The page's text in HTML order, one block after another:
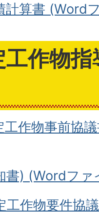
計算書 (Word
工作物
工作物事前協
書) (Wordフ
工作物要件協